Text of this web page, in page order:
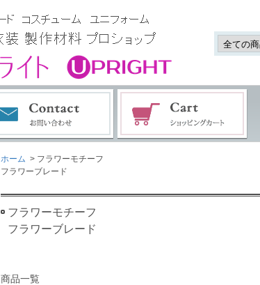
ホーム > フラワーモチーフ
フラワーブレード
フラワーモチーフ
フラワーブレード
商品一覧